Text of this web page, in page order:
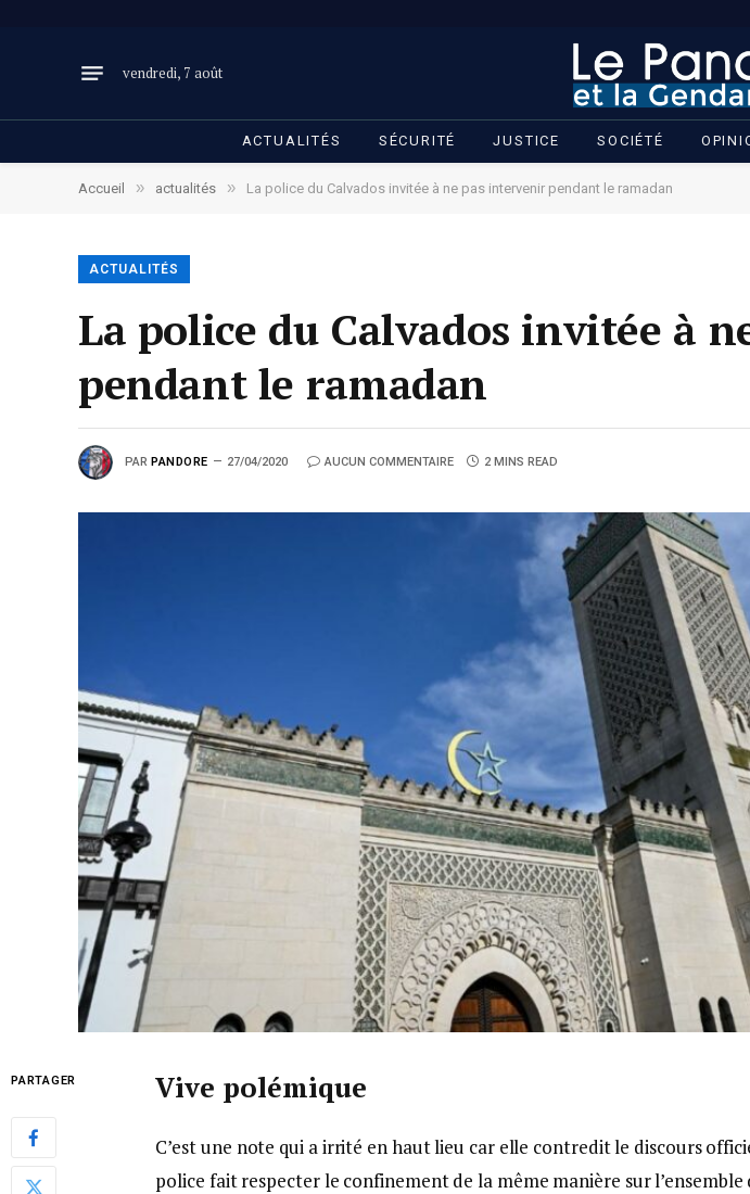
vendredi, 7 août
ACTUALITÉS SÉCURITÉ JUSTICE SOCIÉTÉ
Accueil » actualités » La police du Calvados invitée à ne pas intervenir pendant le ramadan
ACTUALITÉS
La police du Calvados invitée à
pendant le ramadan
PAR PANDORE 27/04/2020 AUCUN COMMENTAIRE 2 MINS READ
PARTAGER Vive polémique
C’est une note qui a irrité en haut lieu car elle contredit le discours
police fait respecter le confinement de la même manière sur